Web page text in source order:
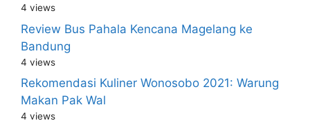
4 views
Review Bus Pahala Kencana Magelang ke
Bandung
4 views
Rekomendasi Kuliner Wonosobo 2021: Warung
Makan Pak Wal
4 views